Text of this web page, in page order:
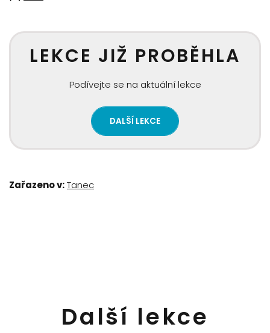
LEKCE JIŽ PROBĚHLA
Podívejte se na aktuální lekce
DALŠÍ LEKCE
Zařazeno v:Tanec
Další lekce